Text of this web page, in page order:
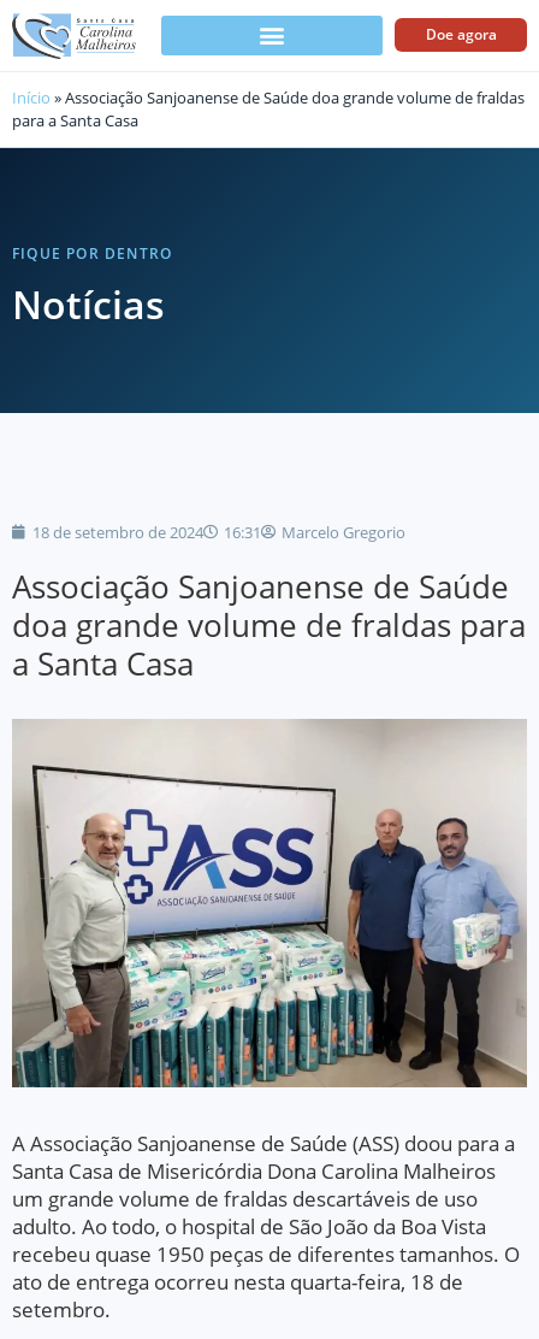
Doe agora
Início »Associação Sanjoanense de Saúde doa grande volume de fraldas
para a Santa Casa
FIQUE POR DENTRO
Notícias
18 de setembro de 2024 16:31 Marcelo Gregorio
Associação Sanjoanense de Saúde
doa grande volume de fraldas para
a Santa Casa
A Associação Sanjoanense de Saúde (ASS) doou para a
Santa Casa de Misericórdia Dona Carolina Malheiros
um grande volume de fraldas descartáveis de uso
adulto. Ao todo, o hospital de São João da Boa Vista
recebeu quase 1950 peças de diferentes tamanhos. O
ato de entrega ocorreu nesta quarta-feira, 18 de
setembro.